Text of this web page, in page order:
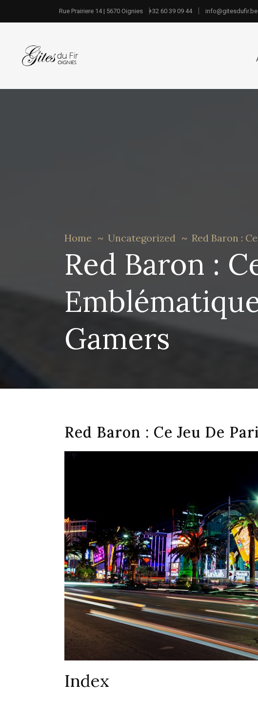
Rue Prairiere 14 | 5670 Oignies +32 60 39 09 44 info@gitesdufir.be
Red Baron :
Gamers
Home Uncategorized Red Baron :
Red Baron : Ce Jeu De
Index